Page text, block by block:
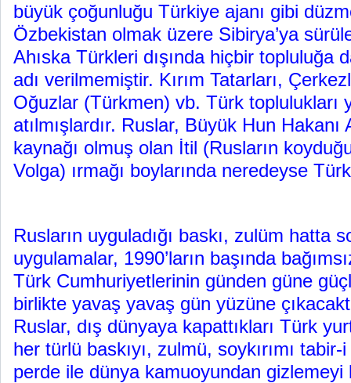
büyük çoğunluğu Türkiye ajanı gibi
Özbekistan olmak üzere Sibirya’ya
Ahıska Türkleri dışında hiçbir topluluğa
adı verilmemiştir. Kırım Tatarları,
Oğuzlar (Türkmen) vb. Türk toplulukları
atılmışlardır. Ruslar, Büyük Hun Hakanı
kaynağı olmuş olan İtil (Rusların
Volga) ırmağı boylarında neredeyse
Rusların uyguladığı baskı, zulüm hatta
uygulamalar, 1990’ların başında
Türk Cumhuriyetlerinin günden güne
birlikte yavaş yavaş gün yüzüne
Ruslar, dış dünyaya kapattıkları Türk
her türlü baskıyı, zulmü, soykırımı
perde ile dünya kamuoyundan gizlemeyi